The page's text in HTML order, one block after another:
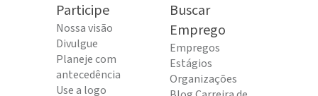
Participe
Nossa visão
Divulgue
Planeje com
antecedência
Use a logo
Buscar
Emprego
Empregos
Estágios
Organizações